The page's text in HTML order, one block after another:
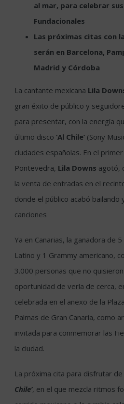
al mar, para celebrar
Fundacionales
Las próximas citas con
serán en Barcelona,
Madrid y Córdoba
La cantante mexicana Lila
gran éxito de público y
para presentar, con la energía
último disco ‘Al Chile’ (Sony
ciudades españolas. En el
Pontevedra, Lila Downs agotó,
la venta de entradas en el
donde el público acabó bailando
canciones
Ya en Canarias, la ganadora de
Latino y 1 Grammy americano,
3.000 personas que no
oportunidad de verla de cerca,
celebrada en el anexo de la
Palmas de Gran Canaria, como
invitada para conmemorar las
la ciudad.
La próxima cita para disfrutar
Chile’, en el que mezcla ritmos